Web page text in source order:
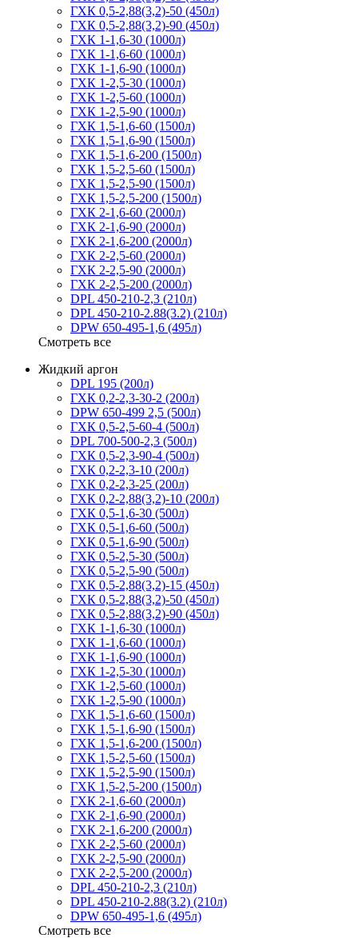
ГХК 0,5-2,88(3,2)-50 (450л)
ГХК 0,5-2,88(3,2)-90 (450л)
ГХК 1-1,6-30 (1000л)
ГХК 1-1,6-60 (1000л)
ГХК 1-1,6-90 (1000л)
ГХК 1-2,5-30 (1000л)
ГХК 1-2,5-60 (1000л)
ГХК 1-2,5-90 (1000л)
ГХК 1,5-1,6-60 (1500л)
ГХК 1,5-1,6-90 (1500л)
ГХК 1,5-1,6-200 (1500л)
ГХК 1,5-2,5-60 (1500л)
ГХК 1,5-2,5-90 (1500л)
ГХК 1,5-2,5-200 (1500л)
ГХК 2-1,6-60 (2000л)
ГХК 2-1,6-90 (2000л)
ГХК 2-1,6-200 (2000л)
ГХК 2-2,5-60 (2000л)
ГХК 2-2,5-90 (2000л)
ГХК 2-2,5-200 (2000л)
DPL 450-210-2,3 (210л)
DPL 450-210-2.88(3.2) (210л)
DPW 650-495-1,6 (495л)
Смотреть все
Жидкий аргон
DPL 195 (200л)
ГХК 0,2-2,3-30-2 (200л)
DPW 650-499 2,5 (500л)
ГХК 0,5-2,5-60-4 (500л)
DPL 700-500-2,3 (500л)
ГХК 0,5-2,3-90-4 (500л)
ГХК 0,2-2,3-10 (200л)
ГХК 0,2-2,3-25 (200л)
ГХК 0,2-2,88(3,2)-10 (200л)
ГХК 0,5-1,6-30 (500л)
ГХК 0,5-1,6-60 (500л)
ГХК 0,5-1,6-90 (500л)
ГХК 0,5-2,5-30 (500л)
ГХК 0,5-2,5-90 (500л)
ГХК 0,5-2,88(3,2)-15 (450л)
ГХК 0,5-2,88(3,2)-50 (450л)
ГХК 0,5-2,88(3,2)-90 (450л)
ГХК 1-1,6-30 (1000л)
ГХК 1-1,6-60 (1000л)
ГХК 1-1,6-90 (1000л)
ГХК 1-2,5-30 (1000л)
ГХК 1-2,5-60 (1000л)
ГХК 1-2,5-90 (1000л)
ГХК 1,5-1,6-60 (1500л)
ГХК 1,5-1,6-90 (1500л)
ГХК 1,5-1,6-200 (1500л)
ГХК 1,5-2,5-60 (1500л)
ГХК 1,5-2,5-90 (1500л)
ГХК 1,5-2,5-200 (1500л)
ГХК 2-1,6-60 (2000л)
ГХК 2-1,6-90 (2000л)
ГХК 2-1,6-200 (2000л)
ГХК 2-2,5-60 (2000л)
ГХК 2-2,5-90 (2000л)
ГХК 2-2,5-200 (2000л)
DPL 450-210-2,3 (210л)
DPL 450-210-2.88(3.2) (210л)
DPW 650-495-1,6 (495л)
Смотреть все